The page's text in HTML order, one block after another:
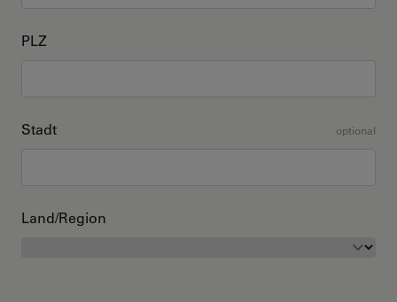
PLZ
Stadt optional
Land/Region